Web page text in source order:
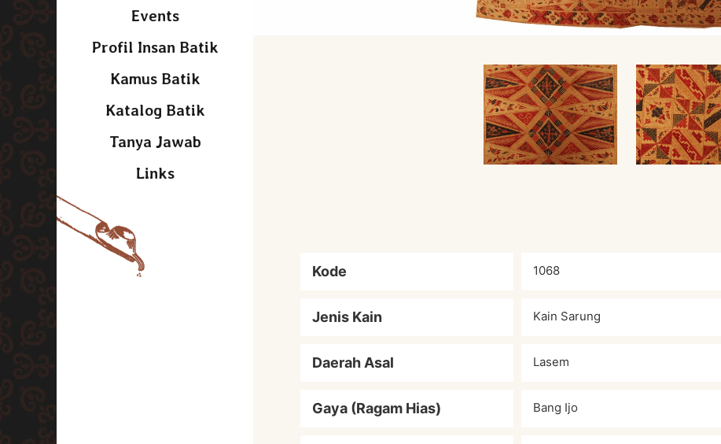
Events
Profil Insan Batik
Kamus Batik
Katalog Batik
Tanya Jawab
Links
Kode 1068
Jenis Kain Kain Sarung
Daerah Asal Lasem
Gaya (Ragam Hias) Bang Ijo